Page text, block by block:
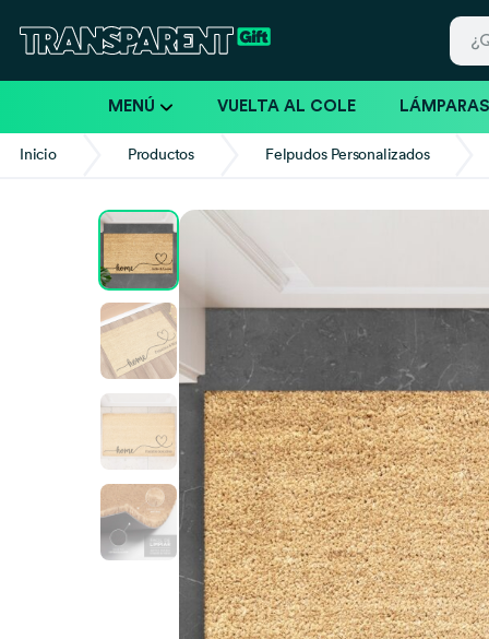
MENÚ VUELTA AL COLE LÁMPARAS
Inicio Productos Felpudos Personalizados